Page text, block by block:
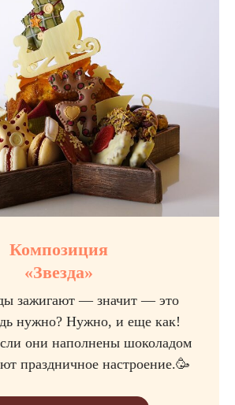
Композиция
«Звезда»
зажигают — значит — это
нужно? Нужно, и еще как!
они наполнены шоколадом
праздничное настроение.🥳